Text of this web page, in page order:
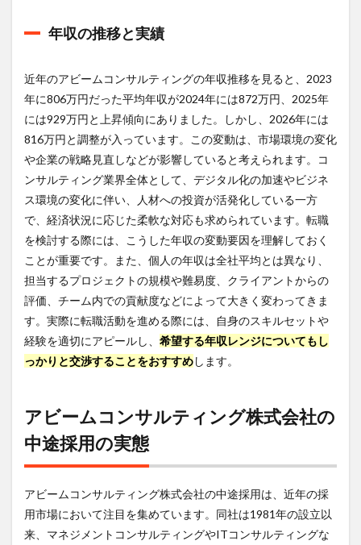
ーム
ティ
ング
株式
会社
のリ
な口
コミ
と評
判
6.1
社員
の声
6.2
企業
の強
みと
弱み
ーム
コン
サル
ティ
ング
会社
への
転職
はデ
年収の推移と実績
近年のアビームコンサルティングの年収推移を見ると、2023
年に806万円だった平均年収が2024年には872万円、2025年
には929万円と上昇傾向にありました。しかし、2026年には
816万円と調整が入っています。この変動は、市場環境の変化
や企業の戦略見直しなどが影響していると考えられます。コ
ンサルティング業界全体として、デジタル化の加速やビジネ
ス環境の変化に伴い、人材への投資が活発化している一方
で、経済状況に応じた柔軟な対応も求められています。転職
を検討する際には、こうした年収の変動要因を理解しておく
ことが重要です。また、個人の年収は全社平均とは異なり、
担当するプロジェクトの規模や難易度、クライアントからの
評価、チーム内での貢献度などによって大きく変わってきま
す。実際に転職活動を進める際には、自身のスキルセットや
経験を適切にアピールし、 希望する年収レンジについてもし
っかりと交渉することをおすすめします。
アビームコンサルティング株式会社の
中途採用の実態
アビームコンサルティング株式会社の中途採用は、近年の採
用市場において注目を集めています。同社は1981年の設立以
来、マネジメントコンサルティングやITコンサルティングな